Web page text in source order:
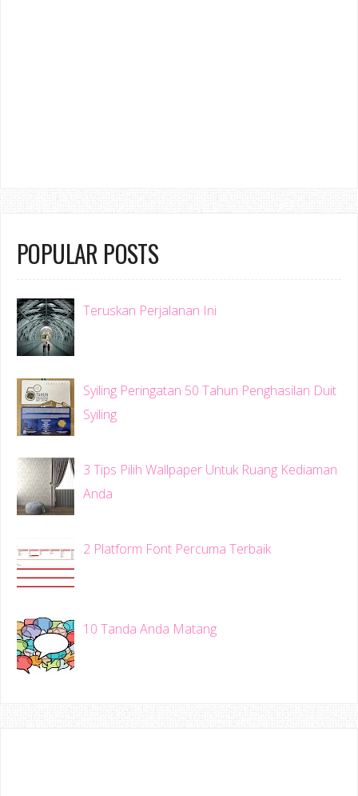
POPULAR POSTS
Teruskan Perjalanan Ini
Syiling Peringatan 50 Tahun Penghasilan Duit
Syiling
3 Tips Pilih Wallpaper Untuk Ruang Kediaman
Anda
2 Platform Font Percuma Terbaik
10 Tanda Anda Matang